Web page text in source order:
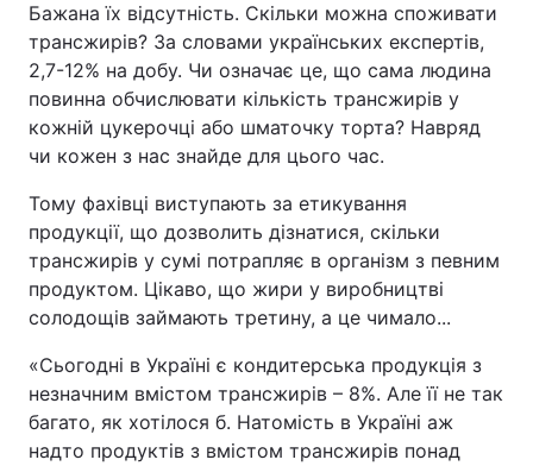
Бажана їх відсутність. Скільки можна споживати
трансжирів? За словами українських експертів,
2,7-12% на добу. Чи означає це, що сама людина
повинна обчислювати кількість трансжирів у
кожній цукерочці або шматочку торта? Навряд
чи кожен з нас знайде для цього час.
Тому фахівці виступають за етикування
продукції, що дозволить дізнатися, скільки
трансжирів у сумі потрапляє в організм з певним
продуктом. Цікаво, що жири у виробництві
солодощів займають третину, а це чимало...
«Сьогодні в Україні є кондитерська продукція з
незначним вмістом трансжирів – 8%. Але її не так
багато, як хотілося б. Натомість в Україні аж
надто продуктів з вмістом трансжирів понад